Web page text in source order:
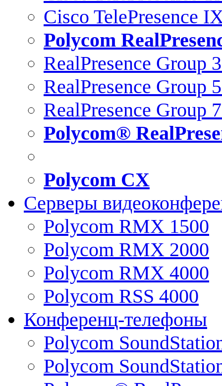
Cisco TelePresence
Polycom
RealPresence Group
RealPresence Group
RealPresence Group
Polycom®
Polycom CX
Серверы
Polycom RMX 1500
Polycom RMX 2000
Polycom RMX 4000
Polycom RSS 4000
Конференц-телефоны
Polycom
Polycom